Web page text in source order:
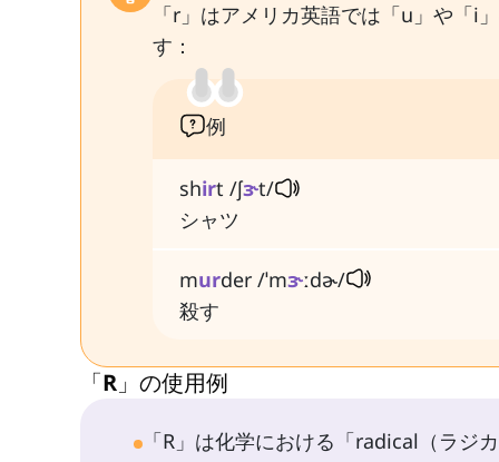
「r」はアメリカ英語では「u」や「i
す：
例
shirt /ʃɝt/
シャツ
murder /ˈmɝːdɚ/
殺す
「R」の使用例
「R」は化学における「radical（ラジ